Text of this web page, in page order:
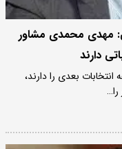
مهدی محمدی مشاور
دارند
بعدی را دارند،